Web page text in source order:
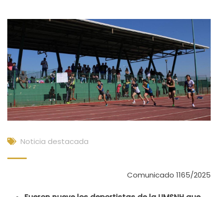
Noticia destacada
Comunicado 1165/2025